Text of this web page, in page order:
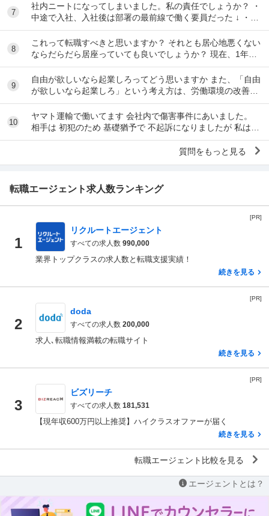
7
社内ニートになってしまいました。私の責任でしょうか？ ・
中途で入社、入社後は部署の最前線で働く要員だった ↓ ・入
社2人目で妊娠し、産休育休を合わせて2...
8
これって転職すべきと思いますか？ それとも居心地悪くない
ならだらだら居座っていても良いでしょうか？ 現在、1年半
前ぐらいに産休育休から復帰し時短勤務で働い...
9
自由が欲しいなら起業しろってどう思いますか また、「自由
が欲しいなら起業しろ」という考え方は、労働環境の改善が
不要だという意味にはならないと思うのですが
10
ヤマト運輸で働いてます 会社内で傷害事件にあいました。
相手は 初犯のため 基礎猶予で 不起訴になりましたが 私は怪
我をしています。 会社は不起訴になった...
質問をもっと見る
転職エージェント求人数ランキング
[PR]
1
リクルートエージェント
すべての求人数 990,000
業界トップクラスの求人数と転職支援実績！
続きを見る
[PR]
2
doda
すべての求人数 200,000
求人､転職情報満載の転職サイト
続きを見る
[PR]
3
ビズリーチ
すべての求人数 181,531
【現年収600万円以上推奨】ハイクラスオファーが届く
続きを見る
転職エージェント比較を見る
エージェントとは？